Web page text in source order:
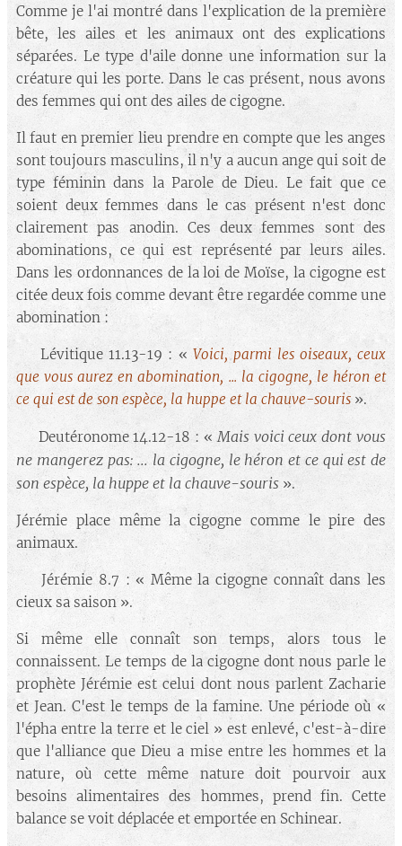
Comme je l'ai montré dans l'explication de la première
bête, les ailes et les animaux ont des explications
séparées. Le type d'aile donne une information sur la
créature qui les porte. Dans le cas présent, nous avons
des femmes qui ont des ailes de cigogne.
Il faut en premier lieu prendre en compte que les anges
sont toujours masculins, il n'y a aucun ange qui soit de
type féminin dans la Parole de Dieu. Le fait que ce
soient deux femmes dans le cas présent n'est donc
clairement pas anodin. Ces deux femmes sont des
abominations, ce qui est représenté par leurs ailes.
Dans les ordonnances de la loi de Moïse, la cigogne est
citée deux fois comme devant être regardée comme une
abomination :
🔘 Lévitique 11.13-19 : « Voici, parmi les oiseaux, ceux
que vous aurez en abomination, ... la cigogne, le héron et
ce qui est de son espèce, la huppe et la chauve-souris ».
🔘 Deutéronome 14.12-18 : «Mais voici ceux dont vous
ne mangerez pas: ... la cigogne, le héron et ce qui est de
son espèce, la huppe et la chauve-souris ».
Jérémie place même la cigogne comme le pire des
animaux.
🔘 Jérémie 8.7 : « Même la cigogne connaît dans les
cieux sa saison ».
Si même elle connaît son temps, alors tous le
connaissent. Le temps de la cigogne dont nous parle le
prophète Jérémie est celui dont nous parlent Zacharie
et Jean. C'est le temps de la famine. Une période où «
l'épha entre la terre et le ciel » est enlevé, c'est-à-dire
que l'alliance que Dieu a mise entre les hommes et la
nature, où cette même nature doit pourvoir aux
besoins alimentaires des hommes, prend fin. Cette
balance se voit déplacée et emportée en Schinear.